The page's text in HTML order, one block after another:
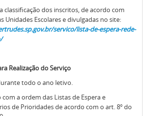
classificação dos inscritos, de acordo com
Unidades Escolares e divulgadas no site:
servico/lista-de-espera-rede-
Realização do Serviço
todo o ano letivo.
a ordem das Listas de Espera e
de Prioridades de acordo com o art. 8º do